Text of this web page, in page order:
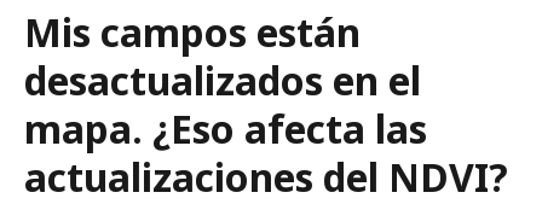
Mis campos están
desactualizados en el
mapa. ¿Eso afecta las
actualizaciones del NDVI?